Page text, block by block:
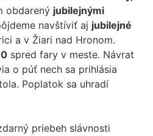
obdarený jubilejnými
navštíviť aj jubilejné
a v Žiari nad Hronom.
spred fary v meste. Návrat
o púť nech sa prihlásia
Poplatok sa uhradí
priebeh slávnosti